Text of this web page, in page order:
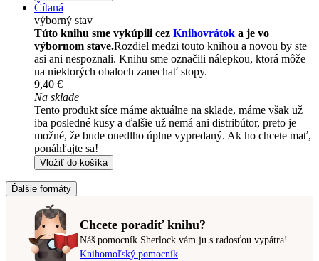
Čítaná
výborný stav
Túto knihu sme vykúpili cez Knihovrátok a je vo
výbornom stave.Rozdiel medzi touto knihou a novou by ste
asi ani nespoznali. Knihu sme označili nálepkou, ktorá môže
na niektorých obaloch zanechať stopy.
9,40 €
Na sklade
Tento produkt síce máme aktuálne na sklade, máme však už
iba posledné kusy a ďalšie už nemá ani distribútor, preto je
možné, že bude onedlho úplne vypredaný. Ak ho chcete mať,
ponáhľajte sa!
Vložiť do košíka
Ďalšie formáty
Chcete poradiť knihu?
Náš pomocník Sherlock vám ju s radosťou vypátra!
Knihomoľský pomocník